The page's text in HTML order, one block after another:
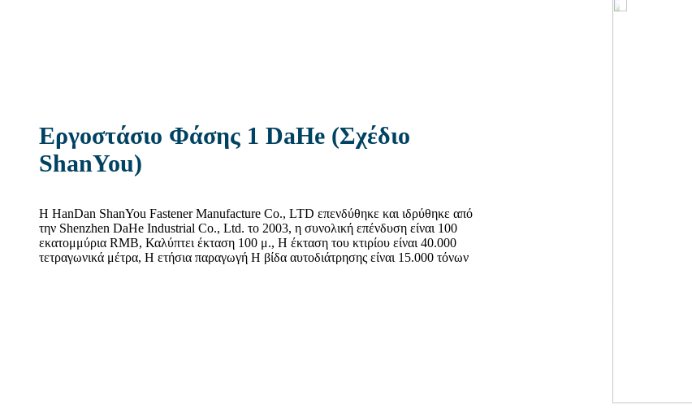
Εργοστάσιο Φάσης 1 DaHe (Σχέδιο
ShanYou)
Η HanDan ShanYou Fastener Manufacture Co., LTD επενδύθηκε και ιδρύθηκε από
την Shenzhen DaHe Industrial Co., Ltd. το 2003, η συνολική επένδυση είναι 100
εκατομμύρια RMB, Καλύπτει έκταση 100 μ., Η έκταση του κτιρίου είναι 40.000
τετραγωνικά μέτρα, Η ετήσια παραγωγή Η βίδα αυτοδιάτρησης είναι 15.000 τόνων